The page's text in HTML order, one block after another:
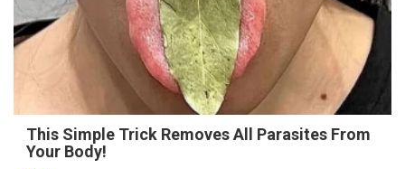
This Simple Trick Removes All Parasites From
Your Body!